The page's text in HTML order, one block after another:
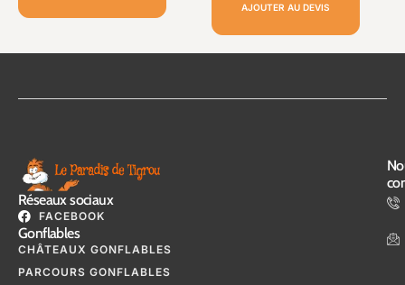
AJOUTER AU DEVIS
Réseaux sociaux
FACEBOOK
Gonflables
CHÂTEAUX GONFLABLES
PARCOURS GONFLABLES